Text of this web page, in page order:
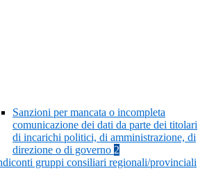
Sanzioni per mancata o incompleta
comunicazione dei dati da parte dei titolari
di incarichi politici, di amministrazione, di
direzione o di governo 2
gruppi consiliari regionali/provinciali